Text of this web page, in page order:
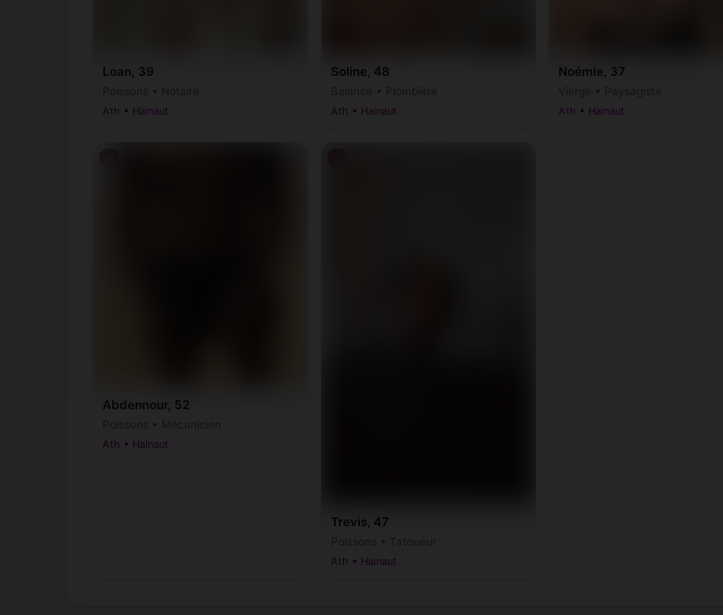
Loan, 39
Ath • Hainaut
Soline, 48
Ath • Hainaut
Noémie, 37
Ath • Hainaut
Abdennour, 52
Ath • Hainaut
Trevis, 47
Ath • Hainaut